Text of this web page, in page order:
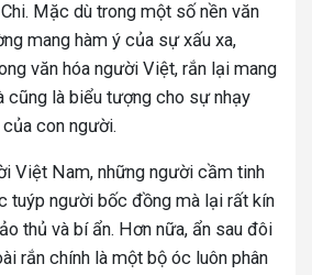
Mặc dù trong một số nền văn
mang hàm ý của sự xấu xa,
văn hóa người Việt, rắn lại mang
cũng là biểu tượng cho sự nhạy
con người.
Việt Nam, những người cầm tinh
tuýp người bốc đồng mà lại rất kín
thủ và bí ẩn. Hơn nữa, ẩn sau đôi
rắn chính là một bộ óc luôn phân